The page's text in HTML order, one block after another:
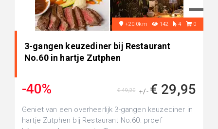
+20.0km 142 4 0
3-gangen keuzediner bij Restaurant
No.60 in hartje Zutphen
-40% +/- € 29,95
€ 49,20
Geniet van een overheerlijk 3-gangen keuzediner in
hartje Zutphen bij Restaurant No.60: proef